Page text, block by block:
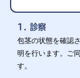
1. 診察
包茎の状態を確認
明を行います。ご
す。